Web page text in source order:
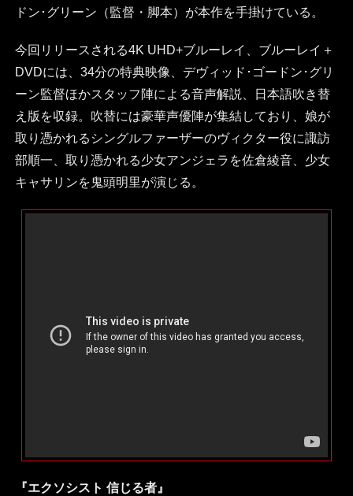
ドン･グリーン（監督・脚本）が本作を手掛けている。
今回リリースされる4K UHD+ブルーレイ、ブルーレイ＋
DVDには、34分の特典映像、デヴィッド･ゴードン･グリ
ーン監督ほかスタッフ陣による音声解説、日本語吹き替
え版を収録。吹替には豪華声優陣が集結しており、娘が
取り憑かれるシングルファーザーのヴィクター役に諏訪
部順一、取り憑かれる少女アンジェラを佐倉綾音、少女
キャサリンを鬼頭明里が演じる。
『エクソシスト 信じる者』